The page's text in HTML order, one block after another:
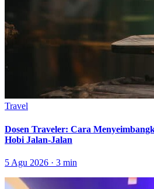
Travel
Dosen Traveler: Cara
Hobi Jalan-Jalan
5 Agu 2026 · 3 min